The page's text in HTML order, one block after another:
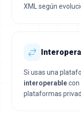
XML según
Si usas una
interoperablecon
plataformas